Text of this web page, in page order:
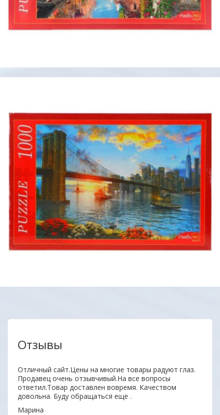
Отзывы
Отличный сайт.Цены на многие товары радуют глаз.
Продавец очень отзывчивый.На все вопросы
ответил.Товар доставлен вовремя. Качеством
довольна. Буду обращаться еще .
Марина